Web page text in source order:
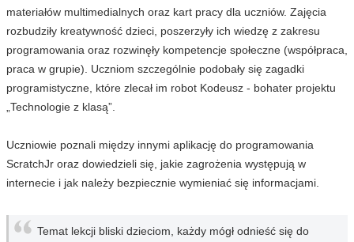
materiałów multimedialnych oraz kart pracy dla uczniów. Zajęcia
rozbudziły kreatywność dzieci, poszerzyły ich wiedzę z zakresu
programowania oraz rozwinęły kompetencje społeczne (współpraca,
praca w grupie). Uczniom szczególnie podobały się zagadki
programistyczne, które zlecał im robot Kodeusz - bohater projektu
„Technologie z klasą”.
Uczniowie poznali między innymi aplikację do programowania
ScratchJr oraz dowiedzieli się, jakie zagrożenia występują w
internecie i jak należy bezpiecznie wymieniać się informacjami.
Temat lekcji bliski dzieciom, każdy mógł odnieść się do